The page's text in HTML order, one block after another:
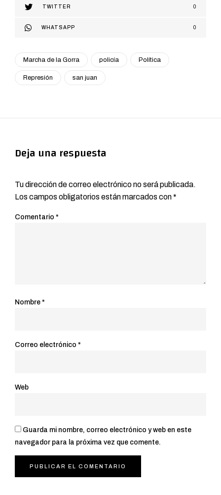
TWITTER 0
WHATSAPP 0
Marcha de la Gorra policía Política
Represión san juan
Deja una respuesta
Tu dirección de correo electrónico no será publicada.
Los campos obligatorios están marcados con*
Comentario *
Nombre *
Correo electrónico *
Web
Guarda mi nombre, correo electrónico y web en este
navegador para la próxima vez que comente.